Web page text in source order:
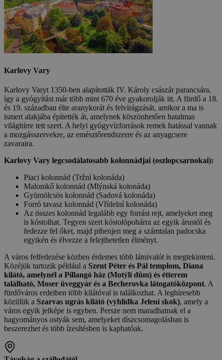
Karlovy Vary
Karlovy Varyt 1350-ben alapították IV. Károly császár parancsára,
így a gyógyítást már több mint 670 éve gyakorolják itt. A fürdő a 18.
és 19. században élte aranykorát és felvirágzását, amikor a ma is
ismert alakjába építették át, amelynek köszönhetően hatalmas
világhírre tett szert. A helyi gyógyvízforrások remek hatással vannak
a mozgásszervekre, az emésztőrendszerre és az anyagcsere
zavaraira.
Karlovy Vary legcsodálatosabb kolonnádjai (oszlopcsarnokai):
Piaci kolonnád (Tržní kolonáda)
Malomkő kolonnád (Mlýnská kolonáda)
Gyümölcsös kolonnád (Sadová kolonáda)
Forró tavasz kolonnád (Vřídelní kolonáda)
Az összes kolonnád legalább egy forrást rejt, amelyeket meg
is kóstolhat. Tegyen szert kóstolópohárra az egyik árustól és
fedezze fel őket, majd pihenjen meg a számtalan padocska
egyikén és élvezze a felejthetetlen élményt.
A város felfedezése közben érdemes több látnivalót is megtekinteni.
Közéjük tartozik például a Szent Péter és Pál templom, Diana
kilátó, amelynél a Pillangó ház (Motýlí dům) és étterem
található, Moser üveggyár és a Becherovka látogatóközpont. A
fürdőváros erdeiben több kilátóval is találkozhat. A leghíresebb
közülük a Szarvas ugrás kilátó (vyhlídka Jelení skok), amely a
város egyik jelképe is egyben. Persze nem maradhatnak el a
hagyományos ostyák sem, amelyeket díszcsomagolásban is
beszerezhet és több ízesítésben is kaphatóak.